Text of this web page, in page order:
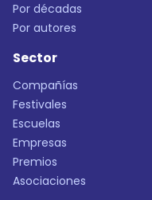
Por décadas
Por autores
Sector
Compañías
Festivales
Escuelas
Empresas
Premios
Asociaciones